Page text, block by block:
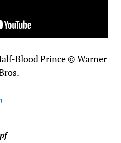
Blood Prince © Warner